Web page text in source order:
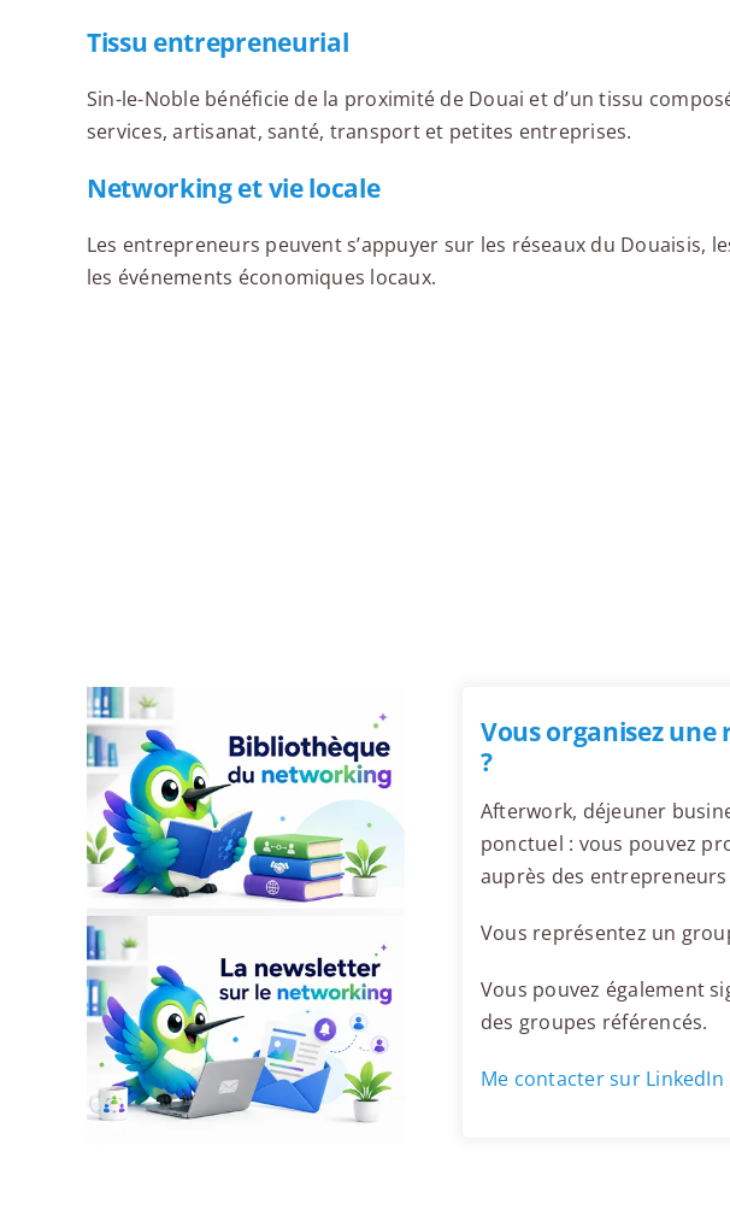
Tissu entrepreneurial
Sin-le-Noble bénéficie de la proximité de Douai et d’un tissu
services, artisanat, santé, transport et petites entreprises.
Networking et vie locale
Les entrepreneurs peuvent s’appuyer sur les réseaux du Douaisis,
les événements économiques locaux.
Vous organisez
?
Afterwork, déjeuner
ponctuel : vous pouvez
auprès des
Vous représentez un
Vous pouvez également
des groupes référencés.
Me contacter sur LinkedIn